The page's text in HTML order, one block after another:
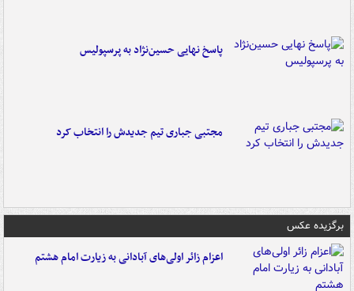
پاسخ نهایی حسین‌نژاد به پرسپولیس
مجتبی جباری تیم جدیدش را انتخاب کرد
برگزیده عکس
اعزام زائر اولی‌های آبادانی به زیارت امام هشتم